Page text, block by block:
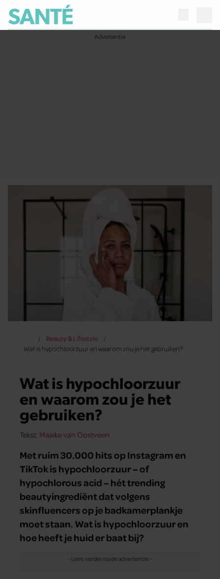
Beauty & Lifestyle
Wat is hypochloorzuur en waarom zou je het gebruiken?
Wat is hypochloorzuur
en waarom zou je het
gebruiken?
Tekst: Maaike van Oostveen
Met ruim 30.000 hits op Instagram en
TikTok is hypochloorzuur – of
hypochlorous acid – hét trending
beautyingrediënt dat volgens
skinfluencers op je badkamerplankje
moet staan. Wat is hypochloorzuur en
hoe heeft je huid er baat bij?